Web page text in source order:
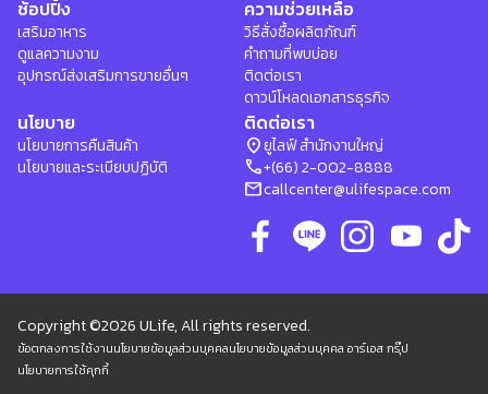
ช้อปปิ้ง
เสริมอาหาร
ดูแลความงาม
อุปกรณ์ส่งเสริมการขายอื่นๆ
ความช่วยเหลือ
วิธีสั่งซื้อผลิตภัณฑ์
คำถามที่พบบ่อย
ติดต่อเรา
ดาวน์โหลดเอกสารธุรกิจ
นโยบาย
นโยบายการคืนสินค้า
นโยบายและระเบียบปฏิบัติ
ติดต่อเรา
location_onยูไลฟ์ สำนักงานใหญ่
phone+(66) 2-002-8888
mailcallcenter@ulifespace.com
Copyright ©2026 ULife, All rights reserved.
ข้อตกลงการใช้งานนโยบายข้อมูลส่วนบุคคลนโยบายข้อมูลส่วนบุคคล อาร์เอส กรุ๊ป
นโยบายการใช้คุกกี้